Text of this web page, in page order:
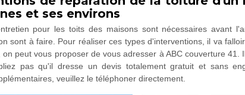
et ses environs
pour les toits des maisons sont nécessaires avant
sont à faire. Pour réaliser ces types d'interventions, il va
on peut vous proposer de vous adresser à ABC couverture 41.
pas qu'il dresse un devis totalement gratuit et sans
veuillez le téléphoner directement.